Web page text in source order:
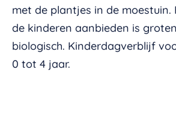
met de plantjes in de
de kinderen aanbieden is
biologisch. Kinderdagverblijf
0 tot 4 jaar.